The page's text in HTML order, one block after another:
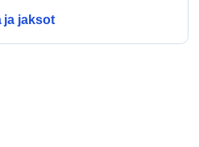
ja jaksot